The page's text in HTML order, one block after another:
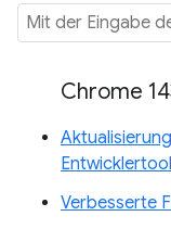
Chrome
Verbesserte